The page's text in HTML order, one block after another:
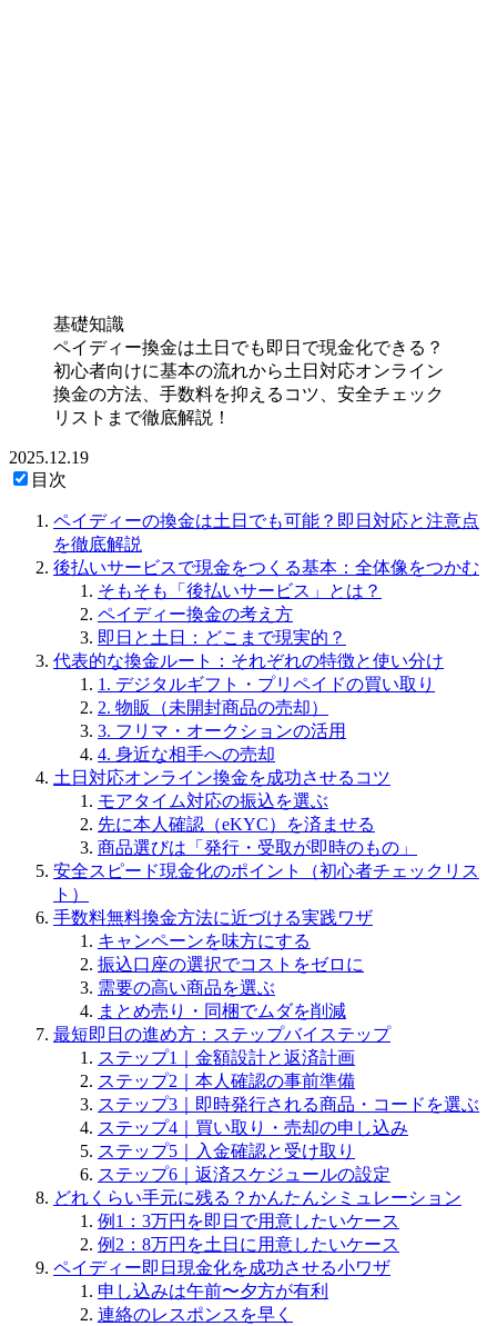
基礎知識
ペイディー換金は土日でも即日で現金化できる？
初心者向けに基本の流れから土日対応オンライン
換金の方法、手数料を抑えるコツ、安全チェック
リストまで徹底解説！
2025.12.19
目次
ペイディーの換金は土日でも可能？即日対応と注意点
を徹底解説
後払いサービスで現金をつくる基本：全体像をつかむ
そもそも「後払いサービス」とは？
ペイディー換金の考え方
即日と土日：どこまで現実的？
代表的な換金ルート：それぞれの特徴と使い分け
1. デジタルギフト・プリペイドの買い取り
2. 物販（未開封商品の売却）
3. フリマ・オークションの活用
4. 身近な相手への売却
土日対応オンライン換金を成功させるコツ
モアタイム対応の振込を選ぶ
先に本人確認（eKYC）を済ませる
商品選びは「発行・受取が即時のもの」
安全スピード現金化のポイント（初心者チェックリス
ト）
手数料無料換金方法に近づける実践ワザ
キャンペーンを味方にする
振込口座の選択でコストをゼロに
需要の高い商品を選ぶ
まとめ売り・同梱でムダを削減
最短即日の進め方：ステップバイステップ
ステップ1｜金額設計と返済計画
ステップ2｜本人確認の事前準備
ステップ3｜即時発行される商品・コードを選ぶ
ステップ4｜買い取り・売却の申し込み
ステップ5｜入金確認と受け取り
ステップ6｜返済スケジュールの設定
どれくらい手元に残る？かんたんシミュレーション
例1：3万円を即日で用意したいケース
例2：8万円を土日に用意したいケース
ペイディー即日現金化を成功させる小ワザ
申し込みは午前〜夕方が有利
連絡のレスポンスを早く